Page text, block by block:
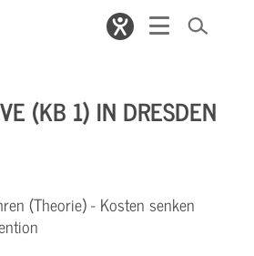
(KB 1) IN DRESDEN
(Theorie) - Kosten senken